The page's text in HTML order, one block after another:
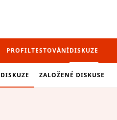
PROFILTESTOVÁNÍDISKUZE
DISKUZE ZALOŽENÉ DISKUSE